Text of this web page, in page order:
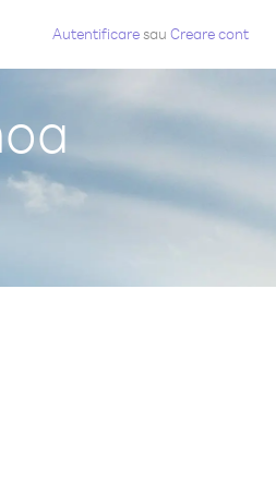
Autentificaresau Creare cont